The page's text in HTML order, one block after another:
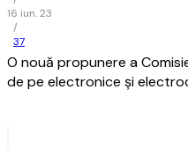
16 iun. 23
/
37
O nouă propunere a
de pe electronice şi